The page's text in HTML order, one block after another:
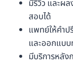
มีรีวิว และผล
สอบได้
แพทย์ให้คำป
และออกแบบ
มีบริการหลัง